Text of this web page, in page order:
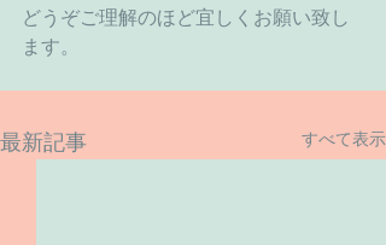
どうぞご理解のほど宜しくお願い致し
ます。
最新記事 すべて表示